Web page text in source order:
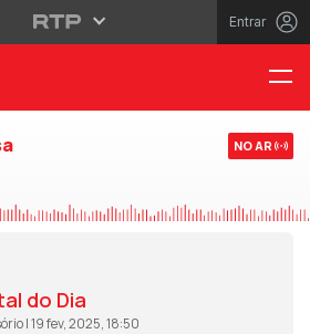
Entrar
NO AR
do Dia
| 19 fev, 2025, 18:50